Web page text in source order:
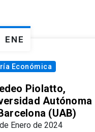
ENE
Económica
Piolatto,
Autónoma
(UAB)
Enero de 2024